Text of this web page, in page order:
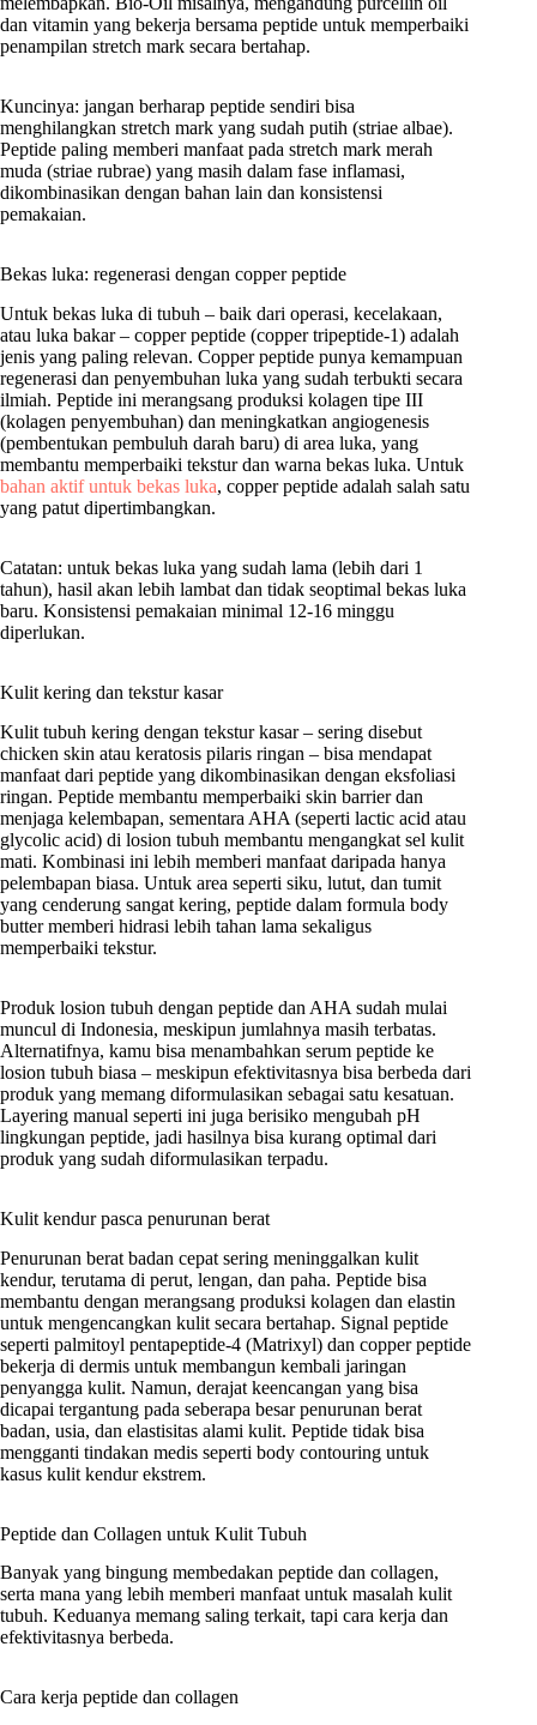
dan vitamin yang bekerja bersama peptide untuk memperbaiki
penampilan stretch mark secara bertahap.
Kuncinya: jangan berharap peptide sendiri bisa
menghilangkan stretch mark yang sudah putih (striae albae).
Peptide paling memberi manfaat pada stretch mark merah
muda (striae rubrae) yang masih dalam fase inflamasi,
dikombinasikan dengan bahan lain dan konsistensi
pemakaian.
Bekas luka: regenerasi dengan copper peptide
Untuk bekas luka di tubuh – baik dari operasi, kecelakaan,
atau luka bakar – copper peptide (copper tripeptide-1) adalah
jenis yang paling relevan. Copper peptide punya kemampuan
regenerasi dan penyembuhan luka yang sudah terbukti secara
ilmiah. Peptide ini merangsang produksi kolagen tipe III
(kolagen penyembuhan) dan meningkatkan angiogenesis
(pembentukan pembuluh darah baru) di area luka, yang
membantu memperbaiki tekstur dan warna bekas luka. Untuk
bahan aktif untuk bekas luka, copper peptide adalah salah satu
yang patut dipertimbangkan.
Catatan: untuk bekas luka yang sudah lama (lebih dari 1
tahun), hasil akan lebih lambat dan tidak seoptimal bekas luka
baru. Konsistensi pemakaian minimal 12-16 minggu
diperlukan.
Kulit kering dan tekstur kasar
Kulit tubuh kering dengan tekstur kasar – sering disebut
chicken skin atau keratosis pilaris ringan – bisa mendapat
manfaat dari peptide yang dikombinasikan dengan eksfoliasi
ringan. Peptide membantu memperbaiki skin barrier dan
menjaga kelembapan, sementara AHA (seperti lactic acid atau
glycolic acid) di losion tubuh membantu mengangkat sel kulit
mati. Kombinasi ini lebih memberi manfaat daripada hanya
pelembapan biasa. Untuk area seperti siku, lutut, dan tumit
yang cenderung sangat kering, peptide dalam formula body
butter memberi hidrasi lebih tahan lama sekaligus
memperbaiki tekstur.
Produk losion tubuh dengan peptide dan AHA sudah mulai
muncul di Indonesia, meskipun jumlahnya masih terbatas.
Alternatifnya, kamu bisa menambahkan serum peptide ke
losion tubuh biasa – meskipun efektivitasnya bisa berbeda dari
produk yang memang diformulasikan sebagai satu kesatuan.
Layering manual seperti ini juga berisiko mengubah pH
lingkungan peptide, jadi hasilnya bisa kurang optimal dari
produk yang sudah diformulasikan terpadu.
Kulit kendur pasca penurunan berat
Penurunan berat badan cepat sering meninggalkan kulit
kendur, terutama di perut, lengan, dan paha. Peptide bisa
membantu dengan merangsang produksi kolagen dan elastin
untuk mengencangkan kulit secara bertahap. Signal peptide
seperti palmitoyl pentapeptide-4 (Matrixyl) dan copper peptide
bekerja di dermis untuk membangun kembali jaringan
penyangga kulit. Namun, derajat keencangan yang bisa
dicapai tergantung pada seberapa besar penurunan berat
badan, usia, dan elastisitas alami kulit. Peptide tidak bisa
mengganti tindakan medis seperti body contouring untuk
kasus kulit kendur ekstrem.
Peptide dan Collagen untuk Kulit Tubuh
Banyak yang bingung membedakan peptide dan collagen,
serta mana yang lebih memberi manfaat untuk masalah kulit
tubuh. Keduanya memang saling terkait, tapi cara kerja dan
efektivitasnya berbeda.
Cara kerja peptide dan collagen